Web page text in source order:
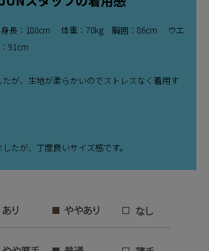
長：180cm 体重：70kg 胸囲：86cm ウエ
91cm
が、生地が柔らかいのでストレスなく着用す
たが、丁度良いサイズ感です。